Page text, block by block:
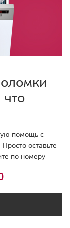
что
помощь с
оставьте
по номеру